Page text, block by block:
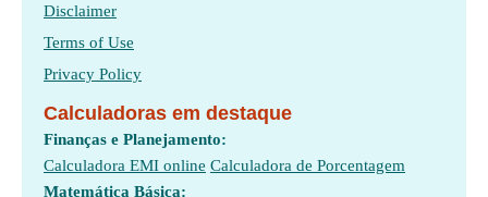
Disclaimer
Terms of Use
Privacy Policy
Calculadoras em destaque
Finanças e Planejamento:
Calculadora EMI online Calculadora de Porcentagem
Matemática Básica: